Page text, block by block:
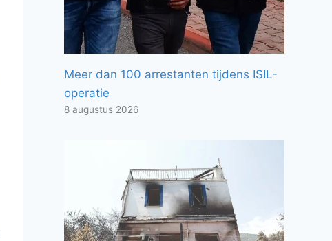
Meer dan 100 arrestanten tijdens ISIL-
operatie
8 augustus 2026